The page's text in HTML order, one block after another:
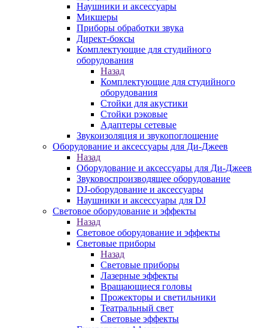
Наушники и аксессуары
Микшеры
Приборы обработки звука
Директ-боксы
Комплектующие для студийного
оборудования
Назад
Комплектующие для студийного
оборудования
Стойки для акустики
Стойки рэковые
Адаптеры сетевые
Звукоизоляция и звукопоглощение
Оборудование и аксессуары для Ди-Джеев
Назад
Оборудование и аксессуары для Ди-Джеев
Звуковоспроизводящее оборудование
DJ-оборудование и аксессуары
Наушники и аксессуары для DJ
Световое оборудование и эффекты
Назад
Световое оборудование и эффекты
Световые приборы
Назад
Световые приборы
Лазерные эффекты
Вращающиеся головы
Прожекторы и светильники
Театральный свет
Световые эффекты